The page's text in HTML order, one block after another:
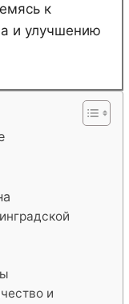
к
и улучшению
и